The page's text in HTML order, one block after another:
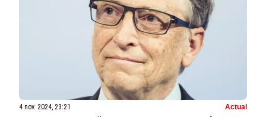
4 nov. 2024, 23:21 Actual